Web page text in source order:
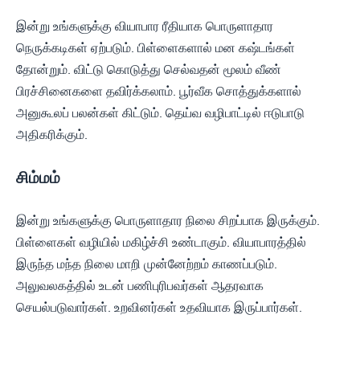
இன்று உங்களுக்கு வியாபார ரீதியாக பொருளாதார
நெருக்கடிகள் ஏற்படும். பிள்ளைகளால் மன கஷ்டங்கள்
தோன்றும். விட்டு கொடுத்து செல்வதன் மூலம் வீண்
பிரச்சினைகளை தவிர்க்கலாம். பூர்வீக சொத்துக்களால்
அனுகூலப் பலன்கள் கிட்டும். தெய்வ வழிபாட்டில் ஈடுபாடு
அதிகரிக்கும்.
சிம்மம்
இன்று உங்களுக்கு பொருளாதார நிலை சிறப்பாக இருக்கும்.
பிள்ளைகள் வழியில் மகிழ்ச்சி உண்டாகும். வியாபாரத்தில்
இருந்த மந்த நிலை மாறி முன்னேற்றம் காணப்படும்.
அலுவலகத்தில் உடன் பணிபுரிபவர்கள் ஆதரவாக
செயல்படுவார்கள். உறவினர்கள் உதவியாக இருப்பார்கள்.